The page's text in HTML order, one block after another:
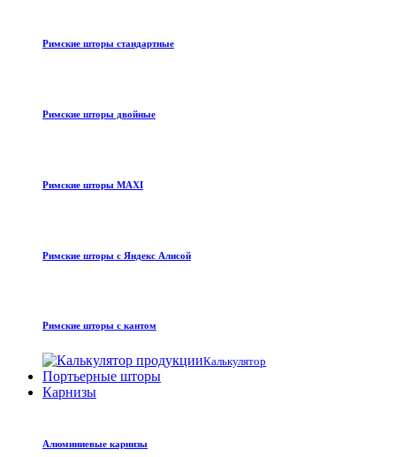
Римские шторы стандартные
Римские шторы двойные
Римские шторы MAXI
Римские шторы с Яндекс Алисой
Римские шторы с кантом
Калькулятор
Портьерные шторы
Карнизы
Алюминиевые карнизы